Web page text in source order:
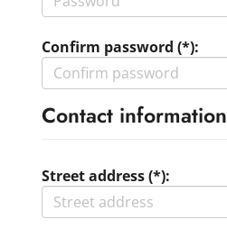
Confirm password (*):
Contact information
Street address (*):